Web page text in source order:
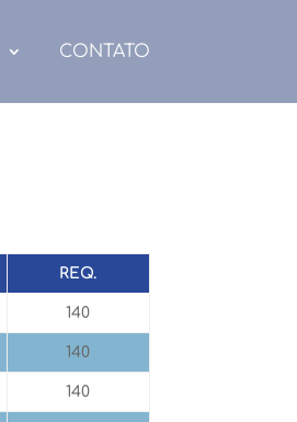
CONTATO
REQ.
140
140
140